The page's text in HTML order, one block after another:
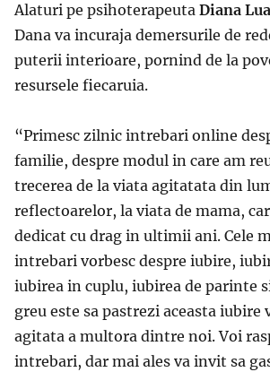
Alaturi pe psihoterapeuta Diana
Dana va incuraja demersurile de
puterii interioare, pornind de la
resursele fiecaruia.
“Primesc zilnic intrebari online
familie, despre modul in care am
trecerea de la viata agitatata din
reflectoarelor, la viata de mama,
dedicat cu drag in ultimii ani. Cele
intrebari vorbesc despre iubire,
iubirea in cuplu, iubirea de parinte
greu este sa pastrezi aceasta iubire
agitata a multora dintre noi. Voi
intrebari, dar mai ales va invit sa